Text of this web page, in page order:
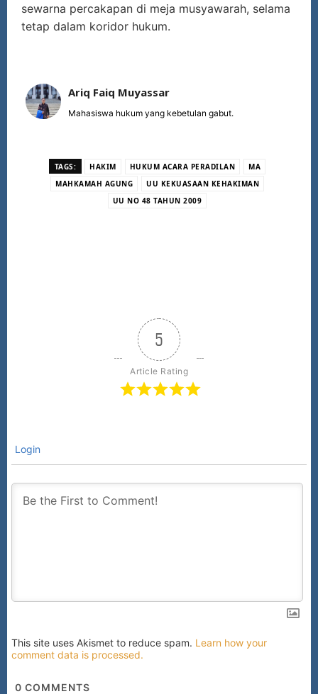
sewarna percakapan di meja musyawarah, selama
tetap dalam koridor hukum.
Ariq Faiq Muyassar
Mahasiswa hukum yang kebetulan gabut.
TAGS: HAKIM HUKUM ACARA PERADILAN
MA
MAHKAMAH AGUNG
UU KEKUASAAN KEHAKIMAN
UU NO 48 TAHUN 2009
5
Article Rating
Login
This site uses Akismet to reduce spam. Learn how your
comment data is processed.
0 COMMENTS